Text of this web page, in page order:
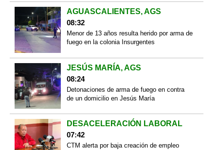
AGUASCALIENTES, AGS
08:32
Menor de 13 años resulta herido por arma de
fuego en la colonia Insurgentes
JESÚS MARÍA, AGS
08:24
Detonaciones de arma de fuego en contra
de un domicilio en Jesús María
DESACELERACIÓN LABORAL
07:42
CTM alerta por baja creación de empleo